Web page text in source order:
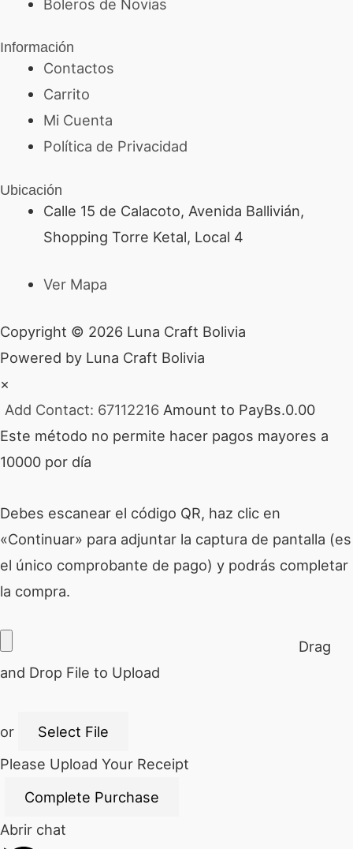
Boleros de Novias
Información
Contactos
Carrito
Mi Cuenta
Política de Privacidad
Ubicación
Calle 15 de Calacoto, Avenida Ballivián,
Shopping Torre Ketal, Local 4
Ver Mapa
Copyright © 2026 Luna Craft Bolivia
Powered by Luna Craft Bolivia
×
Add Contact: 67112216 Amount to PayBs.0.00
Este método no permite hacer pagos mayores a
10000 por día
Debes escanear el código QR, haz clic en
«Continuar» para adjuntar la captura de pantalla (es
el único comprobante de pago) y podrás completar
la compra.
Drag
and Drop File to Upload
or
Select File
Please Upload Your Receipt
Abrir chat